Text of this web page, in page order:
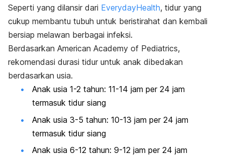
Seperti yang dilansir dari EverydayHealth, tidur yang
cukup membantu tubuh untuk beristirahat dan kembali
bersiap melawan berbagai infeksi.
Berdasarkan American Academy of Pediatrics,
rekomendasi durasi tidur untuk anak dibedakan
berdasarkan usia.
Anak usia 1-2 tahun: 11-14 jam per 24 jam
termasuk tidur siang
Anak usia 3-5 tahun: 10-13 jam per 24 jam
termasuk tidur siang
Anak usia 6-12 tahun: 9-12 jam per 24 jam